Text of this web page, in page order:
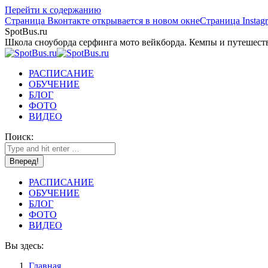
Перейти к содержанию
Страница Вконтакте открывается в новом окнеСтраница
SpotBus.ru
Школа сноуборда серфинга мото вейкборда. Кемпы и
РАСПИСАНИЕ
ОБУЧЕНИЕ
БЛОГ
ФОТО
ВИДЕО
Поиск:
РАСПИСАНИЕ
ОБУЧЕНИЕ
БЛОГ
ФОТО
ВИДЕО
Вы здесь:
Главная